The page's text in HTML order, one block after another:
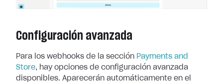
Configuración avanzada
Para los webhooks de la sección Payments and
Store, hay opciones de configuración avanzada
disponibles. Aparecerán automáticamente en el